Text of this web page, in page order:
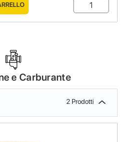
e Carburante
2 Prodotti